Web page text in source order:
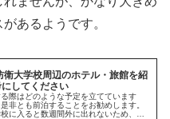
あるようです。
衛大学校周辺のホテル・旅館を紹
してください
際はどのような予定を立てています
非とも前泊することをお勧めします。
に入ると数週間外に出れないため、横